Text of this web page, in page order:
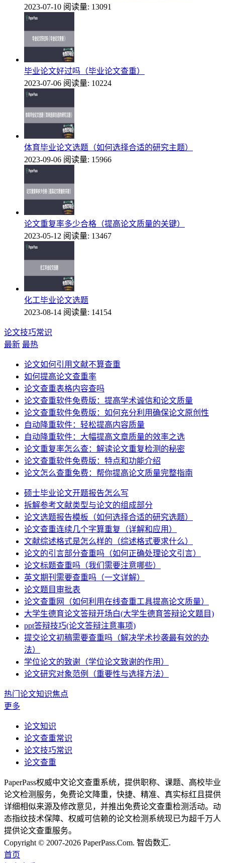
2023-07-10 阅读量: 13091
毕业论文好过吗（毕业论文查重）
2023-07-06 阅读量: 10224
体育毕业论文选题（如何选择合适的研究主题）
2023-09-06 阅读量: 15966
论文重复率多少合格（提高论文质量的关键）
2023-05-12 阅读量: 13467
化工毕业论文选题
2023-08-14 阅读量: 14154
论文技巧常识
最新 最热
论文如何引用文献不算查重
如何提高论文查重率
论文查重表格内容查吗
论文查重软件免费版：提高学术诚信和论文质量
论文查重软件免费版：如何充分利用确保论文原创性
自动降重软件：轻松提高内容质量
自动降重软件：大幅提高文章质量的效率之选
论文重复率怎么查：解读论文重复检测的秘密
论文查重软件免费版：特点和功能介绍
论文怎么查重免费：帮你提高论文质量完整指南
硕士毕业论文开题报告怎么写
拆解参考文献类型与论文的组成部分
论文选题报告模板（如何选择合适的研究选题）
论文查重连续几个字算重复（详解和应用）
文献综述格式是怎么样的（综述格式要求什么）
论文的引言部分查重吗（如何正确处理论文引言）
论文标题查重吗（我们需要注意哪些）
英文期刊需要查重吗（一文详解）
论文题目审批表
论文查重网（如何利用在线查重工具提高论文质量）
大学生德育论文答辩开场白(大学生德育答辩论文题目)
ppt答辩技巧(论文答辩注意事项)
提交论文初稿需要查重吗（解决学术抄袭最有效的办
法）
学位论文的致谢（学位论文致谢的作用）
论文研究对象范例（重要性与选择方法）
热门论文知识焦点
更多
论文知识
论文查重常识
论文技巧常识
论文查重
PaperPass权威中文论文查重系统，提供职称、课题、高校毕业
论文检测服务，免费论文降重，快捷、精准、真实标红且提供
详细相似来源及修改意见，并推出免费论文查重检测活动。动
态指纹技术保障、权威可信赖的论文检测系统现已为超千万人
提供论文查重服务。
Copyright © 2007-2026 PaperPass.Com. 智齿数汇.
首页